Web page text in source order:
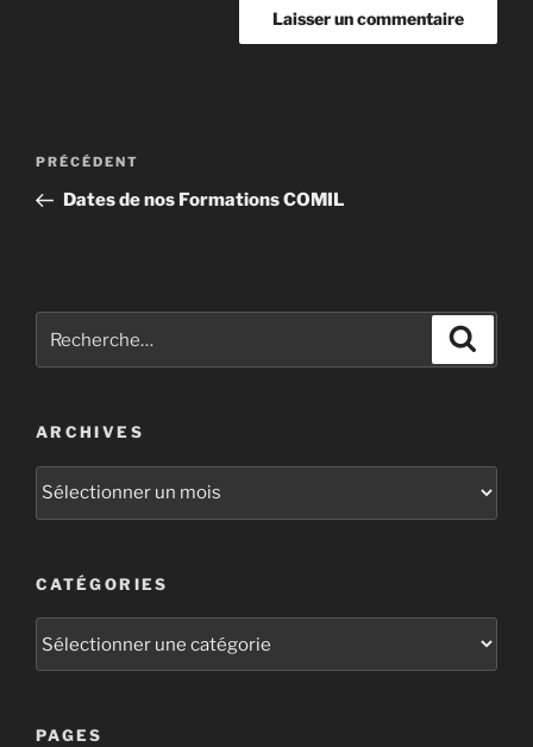
PRÉCÉDENT
Dates de nos Formations COMIL
ARCHIVES
CATÉGORIES
PAGES